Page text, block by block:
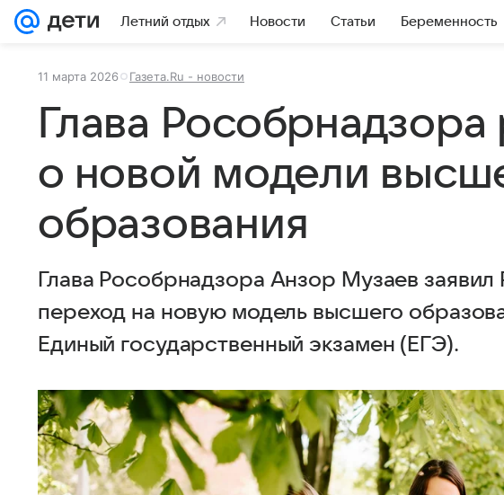
Летний отдых Новости Статьи Беременность
11 марта 2026 Газета.Ru - новости
Глава Рособрнадзора
о новой модели
образования
Глава Рособрнадзора Анзор Музаев
переход на новую модель высшего
Единый государственный экзамен (ЕГЭ).